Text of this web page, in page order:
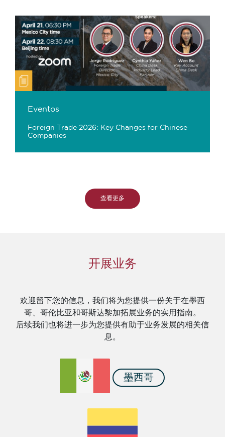
Eventos
Foreign Trade 2026: Key Changes for Chinese
Companies
查看更多
开展业务
欢迎留下您的信息，我们将为您提供一份关于在墨西
哥、哥伦比亚和哥斯达黎加拓展业务的实用指南。
后续我们也将进一步为您提供有助于业务发展的相关信
息。
墨西哥